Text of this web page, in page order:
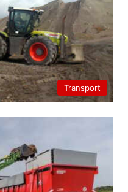
Transport